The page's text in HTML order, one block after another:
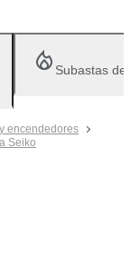
Subastas
encendedores
Seiko